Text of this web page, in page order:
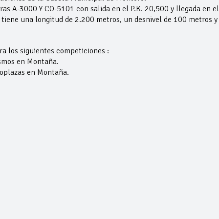
A-3000 Y CO-5101 con salida en el P.K. 20,500 y llegada en el
una longitud de 2.200 metros, un desnivel de 100 metros y
los siguientes competiciones :
en Montaña.
en Montaña.